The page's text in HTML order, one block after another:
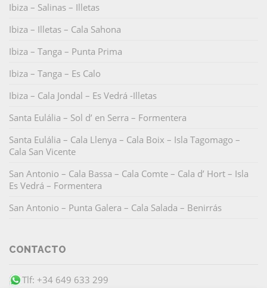
Ibiza – Salinas – Illetas
Ibiza – Illetas – Cala Sahona
Ibiza – Tanga – Punta Prima
Ibiza – Tanga – Es Calo
Ibiza – Cala Jondal – Es Vedrá -Illetas
Santa Eulália – Sol d’ en Serra – Formentera
Santa Eulália – Cala Llenya – Cala Boix – Isla Tagomago –
Cala San Vicente
San Antonio – Cala Bassa – Cala Comte – Cala d’ Hort – Isla
Es Vedrá – Formentera
San Antonio – Punta Galera – Cala Salada – Benirrás
CONTACTO
Tlf: +34 649 633 299